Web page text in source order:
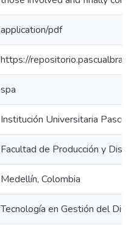
application/pdf
https://
spa
Institución Universitaria
Facultad de Producción y
Medellín, Colombia
Tecnología en Gestión del